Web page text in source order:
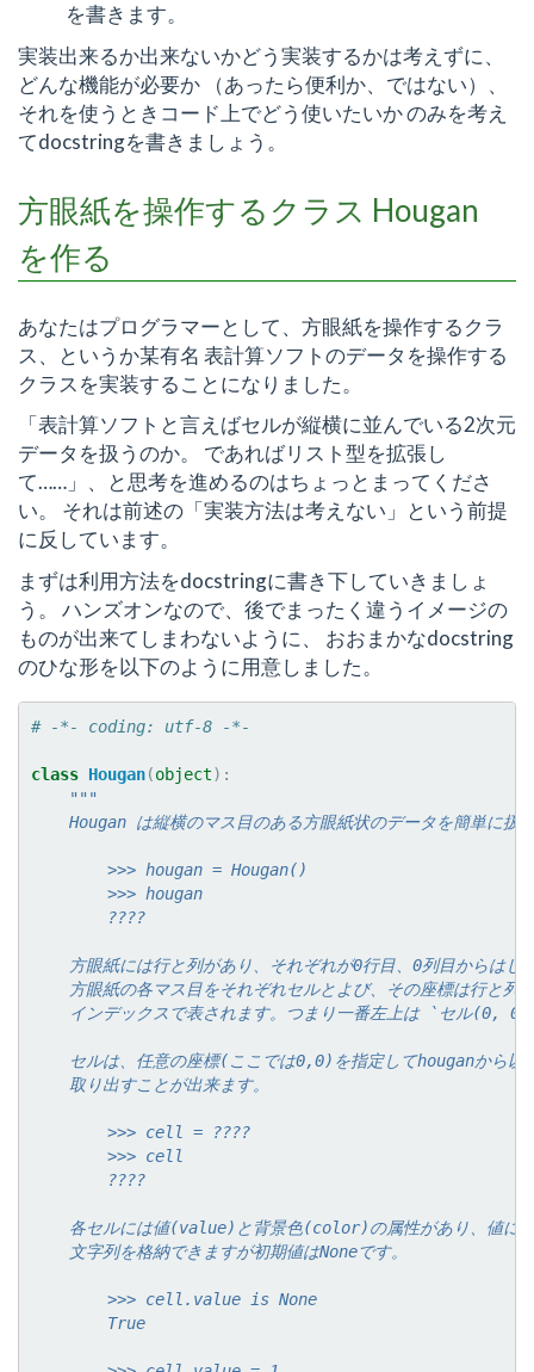
を書きます。
実装出来るか出来ないかどう実装するかは考えずに、
どんな機能が必要か （あったら便利か、ではない）、
それを使うときコード上でどう使いたいか のみを考え
てdocstringを書きましょう。
方眼紙を操作するクラス Hougan
を作る
あなたはプログラマーとして、方眼紙を操作するクラ
ス、というか某有名 表計算ソフトのデータを操作する
クラスを実装することになりました。
「表計算ソフトと言えばセルが縦横に並んでいる2次元
データを扱うのか。 であればリスト型を拡張し
て……」、と思考を進めるのはちょっとまってくださ
い。 それは前述の「実装方法は考えない」という前提
に反しています。
まずは利用方法をdocstringに書き下していきましょ
う。 ハンズオンなので、後でまったく違うイメージの
ものが出来てしまわないように、 おおまかなdocstring
のひな形を以下のように用意しました。
# -*- coding: utf-8 -*-
class Hougan(object):
"""
Hougan は縦横のマス目のある方眼紙状のデータを簡単に扱
        >>> hougan = Hougan()
        >>> hougan
        ????
方眼紙には行と列があり、それぞれが0行目、0列目からはじ
方眼紙の各マス目をそれぞれセルとよび、その座標は行と列
インデックスで表されます。つまり一番左上は `セル(0,
セルは、任意の座標(ここでは0,0)を指定してhouganから以
    取り出すことが出来ます。
        >>> cell = ????
        >>> cell
        ????
各セルには値(value)と背景色(color)の属性があり、値に
    文字列を格納できますが初期値はNoneです。
        >>> cell.value is None
        True